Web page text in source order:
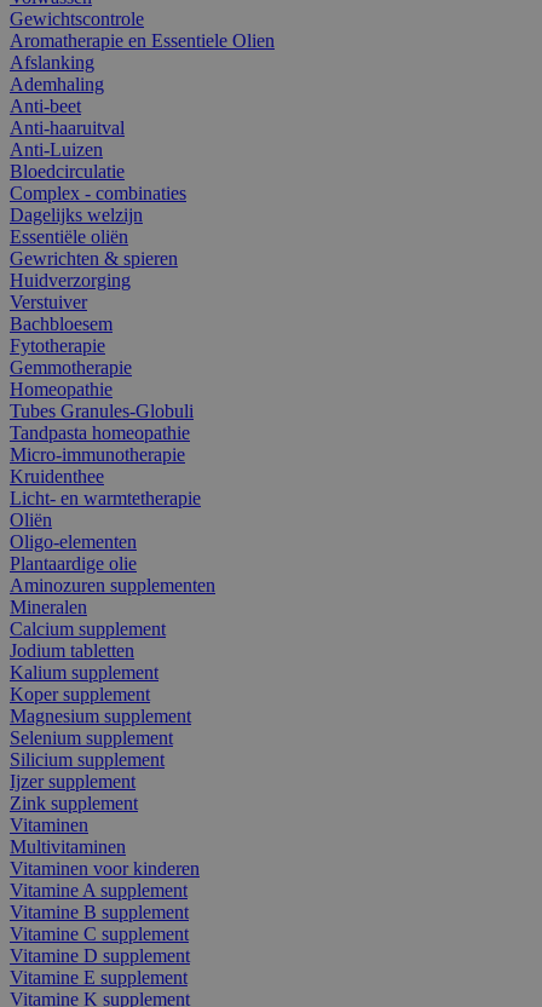
Gewichtscontrole
Aromatherapie en Essentiele Olien
Afslanking
Ademhaling
Anti-beet
Anti-haaruitval
Anti-Luizen
Bloedcirculatie
Complex - combinaties
Dagelijks welzijn
Essentiële oliën
Gewrichten & spieren
Huidverzorging
Verstuiver
Bachbloesem
Fytotherapie
Gemmotherapie
Homeopathie
Tubes Granules-Globuli
Tandpasta homeopathie
Micro-immunotherapie
Kruidenthee
Licht- en warmtetherapie
Oliën
Oligo-elementen
Plantaardige olie
Aminozuren supplementen
Mineralen
Calcium supplement
Jodium tabletten
Kalium supplement
Koper supplement
Magnesium supplement
Selenium supplement
Silicium supplement
Ijzer supplement
Zink supplement
Vitaminen
Multivitaminen
Vitaminen voor kinderen
Vitamine A supplement
Vitamine B supplement
Vitamine C supplement
Vitamine D supplement
Vitamine E supplement
Vitamine K supplement